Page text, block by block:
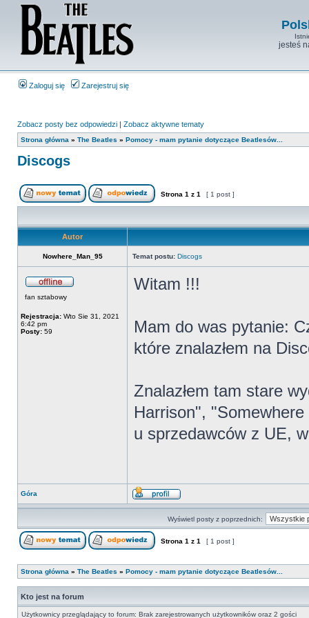
jesteś
Zaloguj się Zarejestruj się
Zobacz posty bez odpowiedzi | Zobacz aktywne tematy
Strona główna » The Beatles » Pomocy - mam pytanie dotyczące Beatlesów...
Discogs
Strona 1 z 1 [ 1 post ]
Autor
Nowhere_Man_95 Temat postu: Discogs
fan sztabowy
Rejestracja: Wto Sie 31, 2021
6:42 pm
Posty: 59
Witam !!!
Mam do was pytanie:
które znalazłem na
Znalazłem tam stare
Harrison",
u sprzedawców z UE,
Góra
Wyświetl posty z poprzednich:
Strona 1 z 1 [ 1 post ]
Strona główna » The Beatles » Pomocy - mam pytanie dotyczące Beatlesów...
Kto jest na forum
Użytkownicy przeglądający to forum: Brak zarejestrowanych użytkowników oraz 2 gości